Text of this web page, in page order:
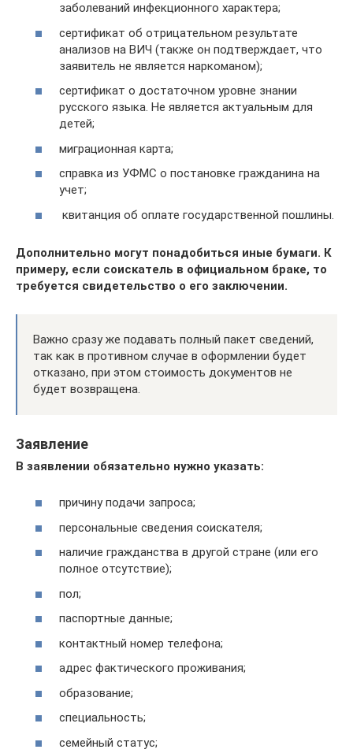
заболеваний инфекционного характера;
сертификат об отрицательном результате
анализов на ВИЧ (также он подтверждает, что
заявитель не является наркоманом);
сертификат о достаточном уровне знании
русского языка. Не является актуальным для
детей;
миграционная карта;
справка из УФМС о постановке гражданина на
учет;
квитанция об оплате государственной пошлины.
Дополнительно могут понадобиться иные бумаги. К
примеру, если соискатель в официальном браке, то
требуется свидетельство о его заключении.
Важно сразу же подавать полный пакет сведений,
так как в противном случае в оформлении будет
отказано, при этом стоимость документов не
будет возвращена.
Заявление
В заявлении обязательно нужно указать:
причину подачи запроса;
персональные сведения соискателя;
наличие гражданства в другой стране (или его
полное отсутствие);
пол;
паспортные данные;
контактный номер телефона;
адрес фактического проживания;
образование;
специальность;
семейный статус;